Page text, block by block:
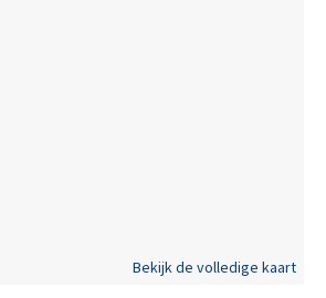
Bekijk de volledige kaart